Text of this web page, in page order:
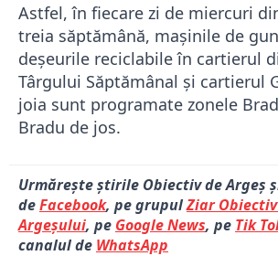
Astfel, în fiecare zi de miercuri
treia săptămână, mașinile de
deșeurile reciclabile în cartierul
Târgului Săptămânal și cartierul
joia sunt programate zonele
Bradu de jos.
Urmărește știrile Obiectiv de Argeș
deFacebook, pe grupulZiar
Argeșului, pe Google News, pe Tik
canalul de WhatsApp